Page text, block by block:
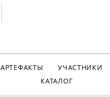
АРТЕФАКТЫ
УЧАСТНИКИ
КАТАЛОГ